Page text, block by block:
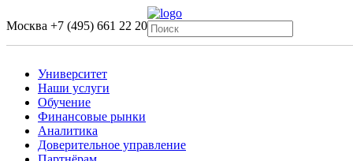
Москва +7 (495) 661 22 20
Университет
Наши услуги
Обучение
Финансовые рынки
Аналитика
Доверительное управление